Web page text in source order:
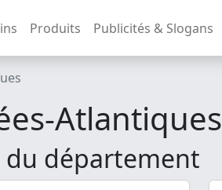
Produits Publicités & Slogans
Atlantiques
du département